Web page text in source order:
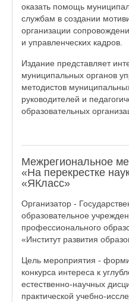
оказать помощь
службам в создании
организации
и управленческих кадров.
Издание представляет
муниципальных органов
методистов
руководителей и
образовательных
Межрегиональное
«На перекрестке
«ЯКласс»
Организатор -
образовательное
профессионального
«Институт развития
Цель мероприятия -
конкурса интереса к
естественно-научных
практической учебно-